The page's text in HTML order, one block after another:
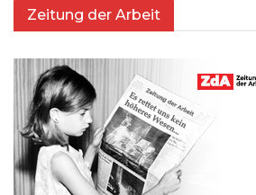
Zeitung der Arbeit